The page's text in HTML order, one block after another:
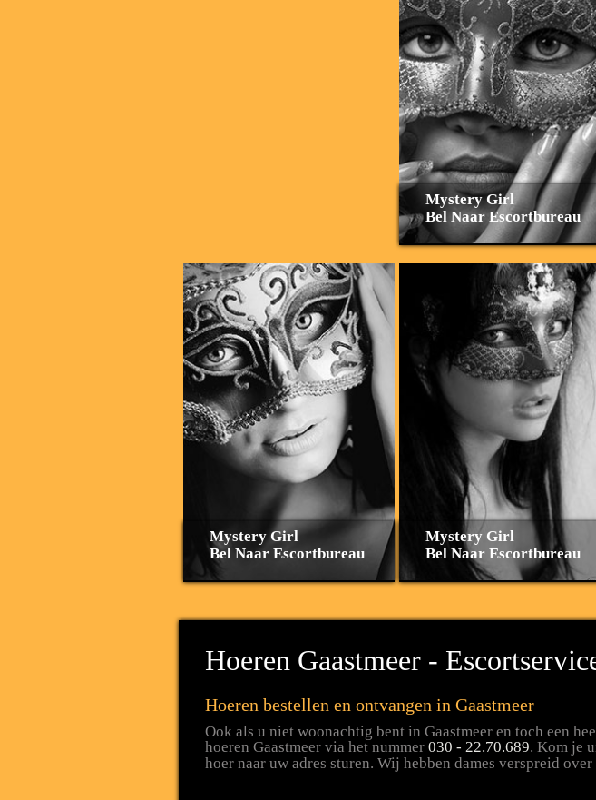
Mystery Girl
Bel Naar Escortbureau
Mystery Girl
Bel Naar Escortbureau
Mystery Girl
Bel Naar Escortbureau
Hoeren Gaastmeer -
Hoeren bestellen en ontvangen in Gaastmeer
Ook als u niet woonachtig bent in Gaastmeer en toch een
hoeren Gaastmeer via het nummer 030 - 22.70.689. Kom je
hoer naar uw adres sturen. Wij hebben dames verspreid